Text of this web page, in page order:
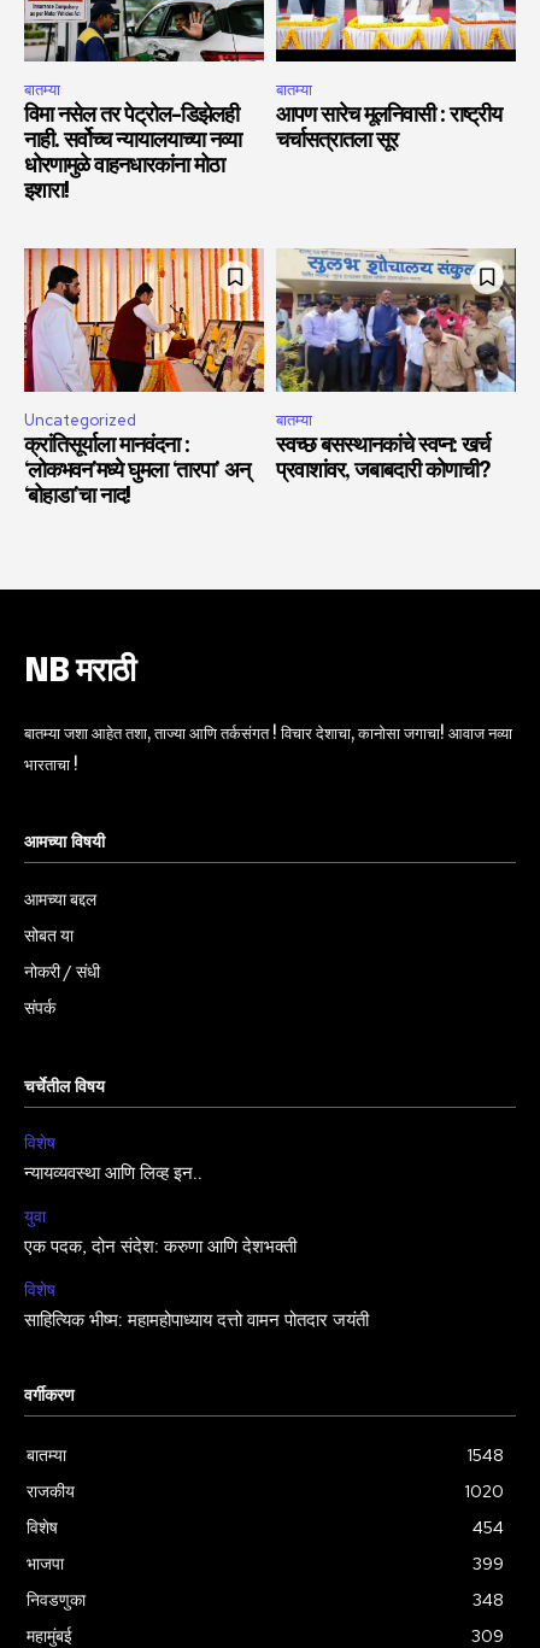
बातम्या
विमा नसेल तर पेट्रोल-डिझेलही
नाही. सर्वोच्च न्यायालयाच्या नव्या
धोरणामुळे वाहनधारकांना मोठा
इशारा!
बातम्या
आपण सारेच मूलनिवासी : राष्ट्रीय
चर्चासत्रातला सूर
Uncategorized
क्रांतिसूर्याला मानवंदना :
‘लोकभवन’मध्ये घुमला ‘तारपा’ अन्
‘बोहाडा’चा नाद!
बातम्या
स्वच्छ बसस्थानकांचे स्वप्न: खर्च
प्रवाशांवर, जबाबदारी कोणाची?
NB मराठी
बातम्या जशा आहेत तशा, ताज्या आणि तर्कसंगत ! विचार देशाचा, कानोसा जगाचा! आवाज नव्या
भारताचा !
आमच्या विषयी
आमच्या बद्दल
सोबत या
नोकरी / संधी
संपर्क
चर्चेतील विषय
विशेष
न्यायव्यवस्था आणि लिव्ह इन..
युवा
एक पदक, दोन संदेश: करुणा आणि देशभक्ती
विशेष
साहित्यिक भीष्म: महामहोपाध्याय दत्तो वामन पोतदार जयंती
वर्गीकरण
बातम्या
1548
राजकीय
1020
विशेष
454
भाजपा
399
निवडणुका
348
महामुंबई
309